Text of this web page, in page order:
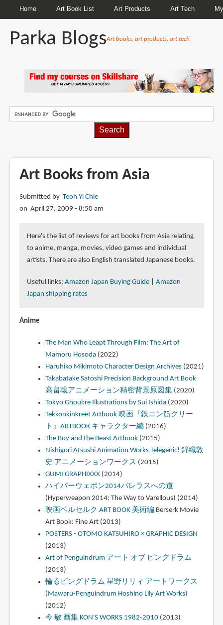
Home Art Book List Art Products Art Tech
Parka BlogsArt books, art products, art tech
Art Books from Asia
Submitted by Teoh Yi Chie
on April 27, 2009 - 8:50 am
Here's the list of reviews for art books from Asia relating
to anime, manga, movies, video games and individual
artists. There are also English translated Japanese books.
Useful links: Amazon Japan Buying Guide| Amazon
Japan shipping rates
Anime
The Man Who Leapt Through Film: The Art of
Mamoru Hosoda(2022)
Haruhiko Mikimoto Character Design Archives(2021)
Takabatake Satoshi Precision Background Art Book
高畠聡アニメーション精密背景原図集(2020)
Tokyo Ghoul:re Illustrations by Sui Ishida(2020)
Tekkonkinkreet Artbook 映画『鉄コン筋クリー
ト』ARTBOOK キャラクター編(2016)
The Boy and the Beast Artbook(2015)
Nishigori Atsushi Animation Works Telegenic! 錦織敦
史 アニメーションワークス (2015)
GUMI GRAPHIXXX(2014)
ハイパーウェポン2014バレラスへの道
(Hyperweapon 2014: The Way to Varellous) (2014)
映画ベルセルク ART BOOK 美術編Berserk Movie
Art Book: Fine Art (2013)
POSTERS - OTOMO KATSUHIRO × GRAPHIC DESIGN
(2013)
Art of Penguindrum アート オブ ピングドラム
(2013)
輪るピングドラム 星野リリィ アートワークス
(Mawaru-Penguindrum Hoshino Lily Art Works)
(2012)
今 敏 画集 KON'S WORKS 1982-2010(2013)